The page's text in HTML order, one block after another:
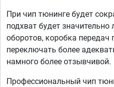
При чип тюнинге будет
подхват будет
оборотов, коробка передач
переключать более
намного более отзывчивой.
Профессиональный чип